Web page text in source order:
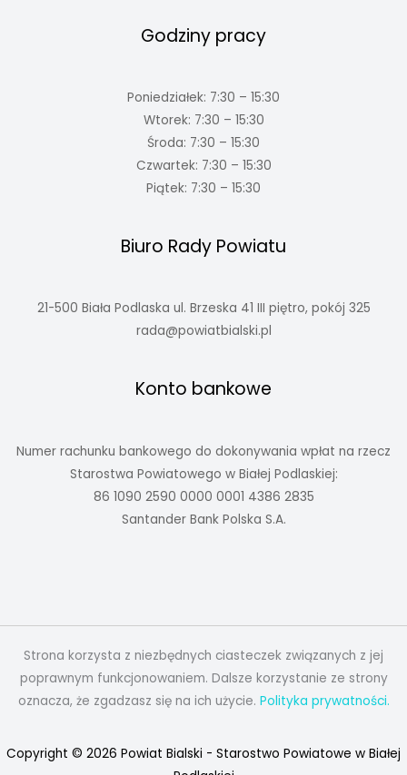
Godziny pracy
Poniedziałek: 7:30 – 15:30
Wtorek: 7:30 – 15:30
Środa: 7:30 – 15:30
Czwartek: 7:30 – 15:30
Piątek: 7:30 – 15:30
Biuro Rady Powiatu
21-500 Biała Podlaska ul. Brzeska 41 III piętro, pokój 325
rada@powiatbialski.pl
Konto bankowe
Numer rachunku bankowego do dokonywania wpłat na rzecz
Starostwa Powiatowego w Białej Podlaskiej:
86 1090 2590 0000 0001 4386 2835
Santander Bank Polska S.A.
Strona korzysta z niezbędnych ciasteczek związanych z jej
poprawnym funkcjonowaniem. Dalsze korzystanie ze strony
oznacza, że zgadzasz się na ich użycie. Polityka prywatności.
Copyright © 2026 Powiat Bialski - Starostwo Powiatowe w Białej